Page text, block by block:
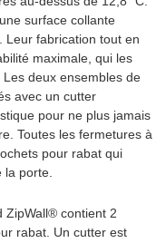
surface collante
Leur fabrication tout en
maximale, qui les
deux ensembles de
avec un cutter
pour ne plus jamais
Toutes les fermetures à
pour rabat qui
porte.
ZipWall® contient 2
rabat. Un cutter est